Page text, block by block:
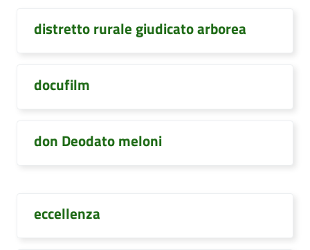
distretto rurale giudicato arborea
docufilm
don Deodato meloni
eccellenza